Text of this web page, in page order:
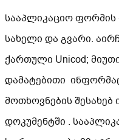
სააპლიკაციო
სახელი და გვარი.
ქართული Unicod;
დამატებითი
მოთხოვნების
დოკუმენტში .